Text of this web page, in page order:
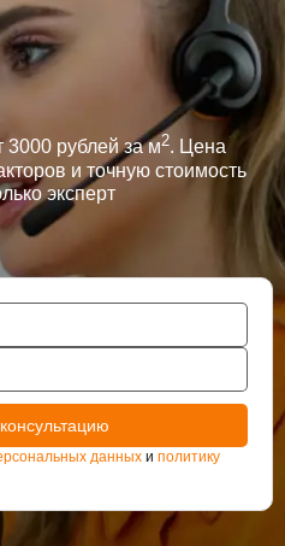
3000 рублей за м2. Цена
и точную стоимость
эксперт
данных и политику